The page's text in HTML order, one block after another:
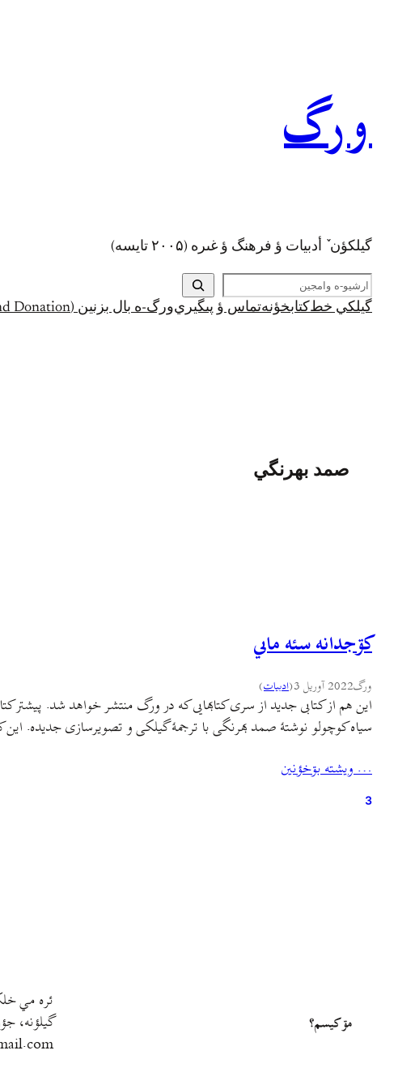
ورگ
گيلکؤن ٚ أدبیات ؤ فرهنگ ؤ غىره (۲۰۰۵ تايسه)
ج
س
تگيلکي خط کتابخؤنهتماس ؤ پىگيريورگ-ه بال بزنين (Support and Donation)
صمد بهرنگي
کۊجدانه سئه ماىي
ورگ2022 آوریل 3 (ادبيات)
این هم از کتابی جدید از سری کتابهایی که در ورگ منتشر خواهد شد.
سیاه کوچولو نوشتهٔ صمد بهرنگی با ترجمهٔ گیلکی و تصویرسازی جدیده.
… ويشته بۊخؤنين
3
مۊ کيسم؟
ئره مي
گيلؤنه،